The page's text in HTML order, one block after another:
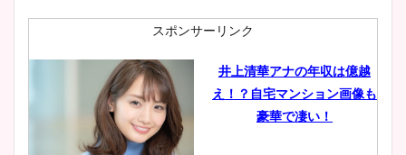
スポンサーリンク
井上清華アナの年収は億越
え！？自宅マンション画像も
豪華で凄い！